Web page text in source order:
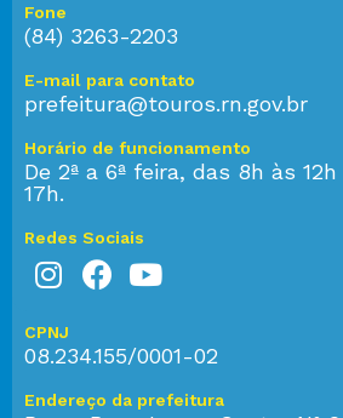
Fone
(84) 3263-2203
E-mail para contato
prefeitura@touros.rn.gov.br
Horário de funcionamento
De 2ª a 6ª feira, das 8h às
17h.
Redes Sociais
CPNJ
08.234.155/0001-02
Endereço da prefeitura